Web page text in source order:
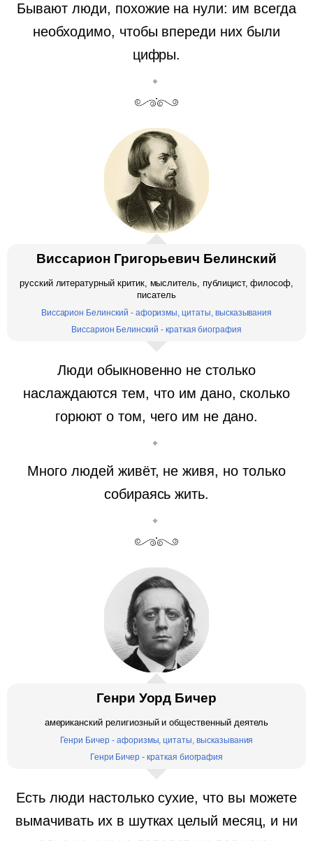
Бывают люди, похожие на нули: им всегда
необходимо, чтобы впереди них были
цифры.
Виссарион Григорьевич Белинский
русский литературный критик, мыслитель, публицист, философ,
писатель
Виссарион Белинский - афоризмы, цитаты, высказывания
Виссарион Белинский - краткая биография
Люди обыкновенно не столько
наслаждаются тем, что им дано, сколько
горюют о том, чего им не дано.
Много людей живёт, не живя, но только
собираясь жить.
Генри Уорд Бичер
американский религиозный и общественный деятель
Генри Бичер - афоризмы, цитаты, высказывания
Генри Бичер - краткая биография
Есть люди настолько сухие, что вы можете
вымачивать их в шутках целый месяц, и ни